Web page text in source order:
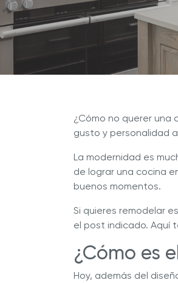
®Extractor de Jugos
MultiPan Royal
Prestige
de Referidos
Inspírate
¿Por qué
líder en
¿Cómo no querer una
gusto y personalidad
La modernidad es
de lograr una cocina
buenos momentos.
Si quieres remodelar
el post indicado. Aquí
¿Cómo es
Hoy, además del